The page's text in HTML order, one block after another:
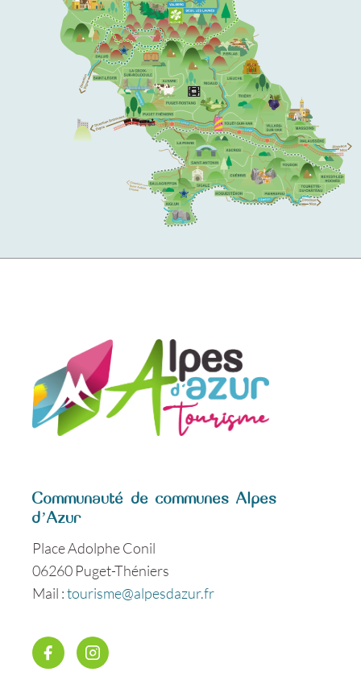
Communauté de communes Alpes
d’Azur
Place Adolphe Conil
06260 Puget-Théniers
Mail :tourisme@alpesdazur.fr